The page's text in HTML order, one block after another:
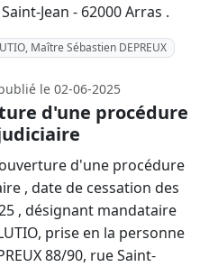
Jean - 62000 Arras .
Maître Sébastien DEPREUX
le 02-06-2025
d'une procédure
d'une procédure
, date de cessation des
, désignant mandataire
prise en la personne
88/90, rue Saint-